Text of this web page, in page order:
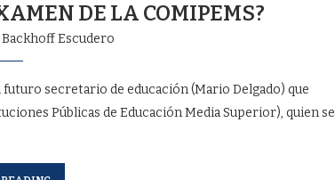
DE LA COMIPEMS?
Escudero
secretario de educación (Mario Delgado) que
Públicas de Educación Media Superior), quien se